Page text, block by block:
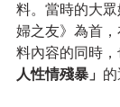
料。當時的大
婦之友》為首
料內容的同時
人性情殘暴」 的